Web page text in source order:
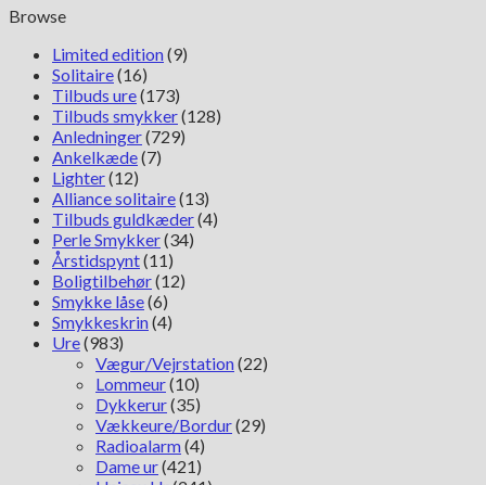
Browse
Limited edition(9)
Solitaire(16)
Tilbuds ure(173)
Tilbuds smykker(128)
Anledninger(729)
Ankelkæde(7)
Lighter(12)
Alliance solitaire(13)
Tilbuds guldkæder(4)
Perle Smykker(34)
Årstidspynt(11)
Boligtilbehør(12)
Smykke låse(6)
Smykkeskrin(4)
Ure(983)
Vægur/Vejrstation(22)
Lommeur(10)
Dykkerur(35)
Vækkeure/Bordur(29)
Radioalarm(4)
Dame ur(421)